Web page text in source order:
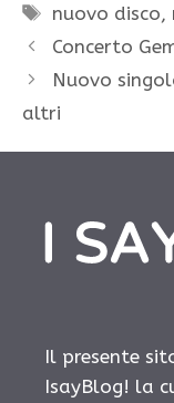
Tag
nuovo disco,
Concerto
Nuovo
altri
Il presente
IsayBlog! la